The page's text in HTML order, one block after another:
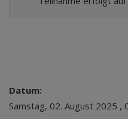
Datum:
Samstag, 02. August 2025 ,